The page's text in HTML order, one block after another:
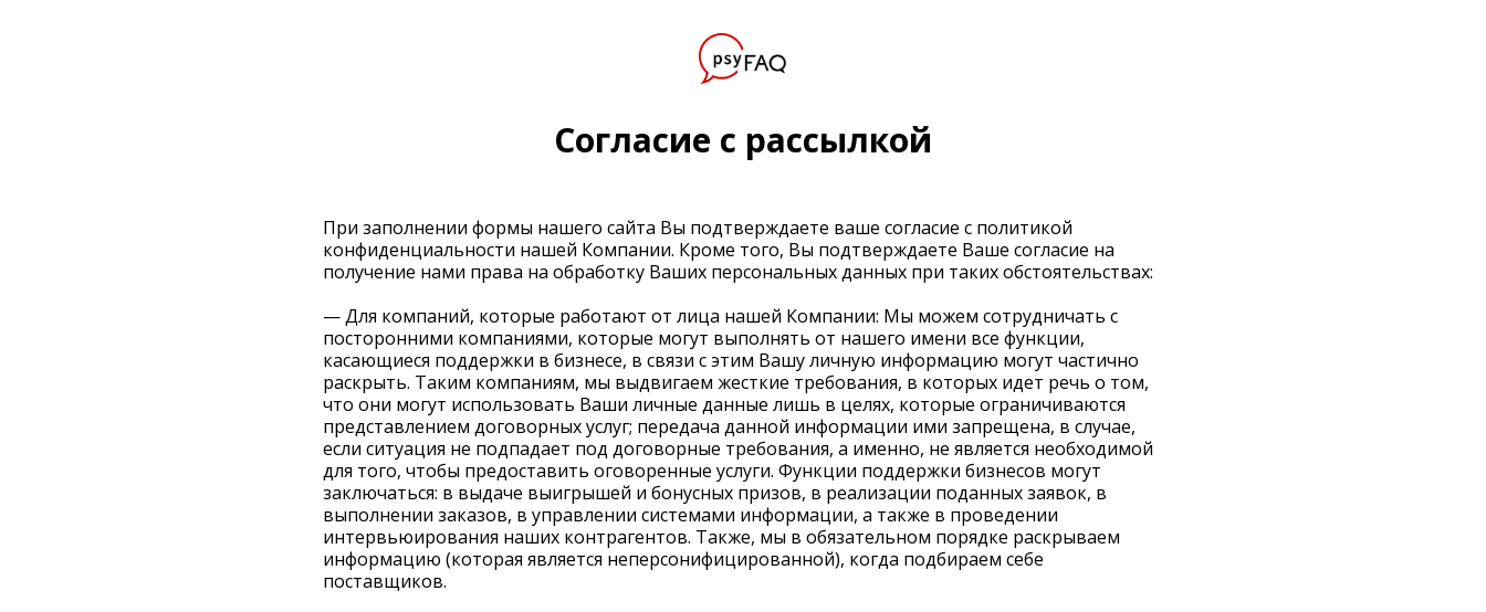
Согласие с рассылкой
При заполнении формы нашего сайта Вы подтверждаете ваше согласие с политикой
конфиденциальности нашей Компании. Кроме того, Вы подтверждаете Ваше согласие на
получение нами права на обработку Ваших персональных данных при таких обстоятельствах:
— Для компаний, которые работают от лица нашей Компании: Мы можем сотрудничать с
посторонними компаниями, которые могут выполнять от нашего имени все функции,
касающиеся поддержки в бизнесе, в связи с этим Вашу личную информацию могут частично
раскрыть. Таким компаниям, мы выдвигаем жесткие требования, в которых идет речь о том,
что они могут использовать Ваши личные данные лишь в целях, которые ограничиваются
представлением договорных услуг; передача данной информации ими запрещена, в случае,
если ситуация не подпадает под договорные требования, а именно, не является необходимой
для того, чтобы предоставить оговоренные услуги. Функции поддержки бизнесов могут
заключаться: в выдаче выигрышей и бонусных призов, в реализации поданных заявок, в
выполнении заказов, в управлении системами информации, а также в проведении
интервьюирования наших контрагентов. Также, мы в обязательном порядке раскрываем
информацию (которая является неперсонифицированной), когда подбираем себе
поставщиков.